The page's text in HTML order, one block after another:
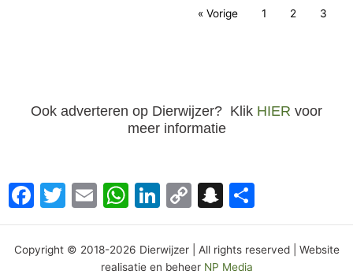
« Vorige 1 2 3
Ook adverteren op Dierwijzer? Klik HIER voor
meer informatie
Facebook
Twitter
EmailWhatsApp
LinkedIn
Copy
Link
Snapchat
Copyright © 2018-2026 Dierwijzer | All rights reserved | Website
realisatie en beheer NP Media